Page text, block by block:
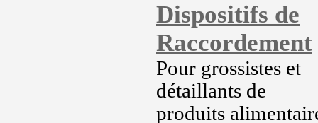
Dispositifs de
Raccordement
Pour grossistes et
détaillants de
produits